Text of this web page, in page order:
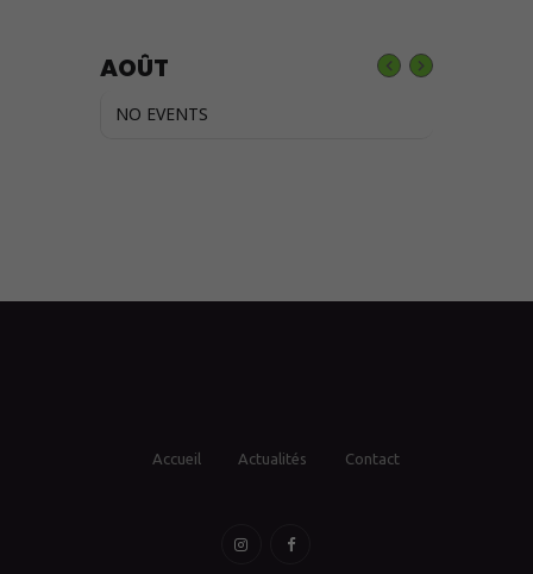
AOÛT
NO EVENTS
Accueil Actualités Contact